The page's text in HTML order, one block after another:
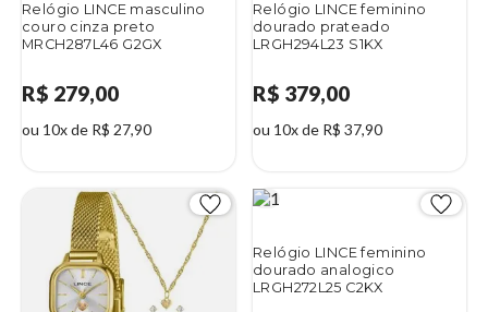
Relógio LINCE masculino
couro cinza preto
MRCH287L46 G2GX
R$ 279,00
ou 10x de R$ 27,90
Relógio LINCE feminino
dourado prateado
LRGH294L23 S1KX
R$ 379,00
ou 10x de R$ 37,90
Relógio LINCE feminino
dourado analogico
LRGH272L25 C2KX